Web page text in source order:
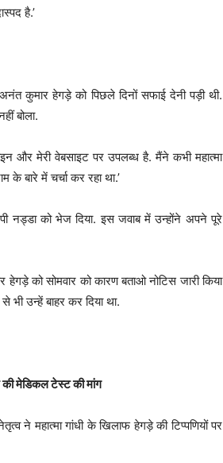
है.’
अनंत कुमार हेगड़े को पिछले दिनों सफाई देनी पड़ी थी.
बोला.
और मेरी वेबसाइट पर उपलब्ध है. मैंने कभी महात्मा
बारे में चर्चा कर रहा था.’
नड्डा को भेज दिया. इस जवाब में उन्होंने अपने पूरे
हेगड़े को सोमवार को कारण बताओ नोटिस जारी किया
भी उन्हें बाहर कर दिया था.
मेडिकल टेस्ट की मांग
ने महात्मा गांधी के खिलाफ हेगड़े की टिप्पणियों पर